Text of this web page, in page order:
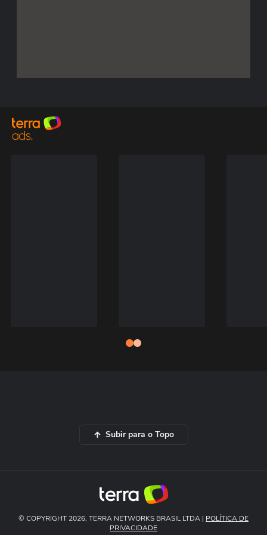
Subir para o Topo
© COPYRIGHT 2026, TERRA NETWORKS BRASIL LTDA | POLÍTICA DE
PRIVACIDADE